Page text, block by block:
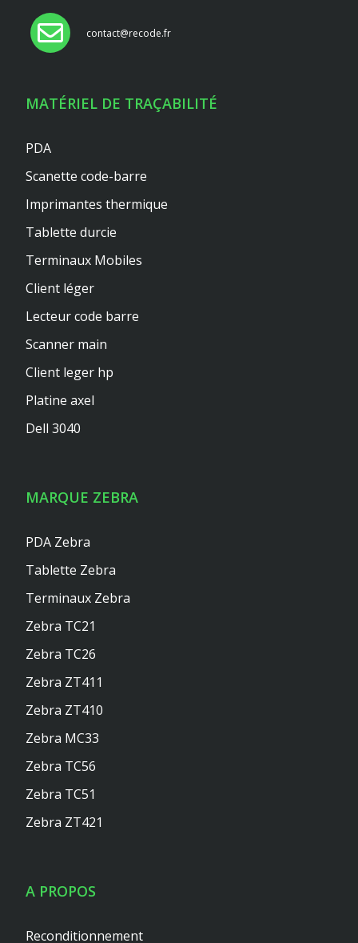
contact@recode.fr
MATÉRIEL DE TRAÇABILITÉ
PDA
Scanette code-barre
Imprimantes thermique
Tablette durcie
Terminaux Mobiles
Client léger
Lecteur code barre
Scanner main
Client leger hp
Platine axel
Dell 3040
MARQUE ZEBRA
PDA Zebra
Tablette Zebra
Terminaux Zebra
Zebra TC21
Zebra TC26
Zebra ZT411
Zebra ZT410
Zebra MC33
Zebra TC56
Zebra TC51
Zebra ZT421
A PROPOS
Reconditionnement